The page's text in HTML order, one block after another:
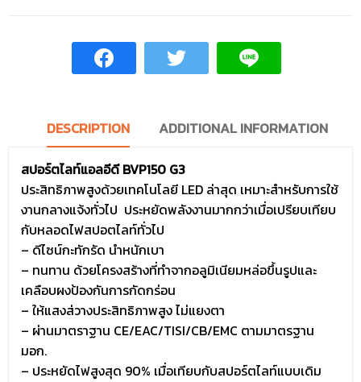
DESCRIPTION ADDITIONAL INFORMATION
สปอร์ตไลท์แอลอีดี BVP150 G3
ประสิทธิภาพสูงด้วยเทคโนโลยี LED ล่าสุด เหมาะสำหรับการใช้
งานกลางแจ้งทั่วไป ประหยัดพลังงานมากกว่าเมื่อเปรียบเทียบ
กับหลอดไฟสปอตไลท์ทั่วไป
– ดีไซน์กะทักรัด นำหนักเบา
– ทนทาน ด้วยโครงสร้างที่ทำจากอลูมิเนียมหล่อขึ้นรูปและ
เคลือบผงป้องกันการกัดกร่อน
– ให้แสงส่วางประสิทธิภาพสูง ไม่แยงตา
– ผ่านมาตราฐาน CE/EAC/TISI/CB/EMC ตามมาตรฐาน
มอก.
– ประหยัดไฟสูงสุด 90% เมื่อเทียบกับสปอร์ตไลท์แบบเดิม